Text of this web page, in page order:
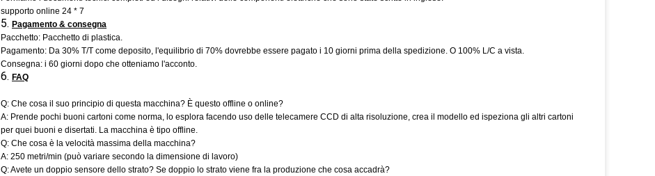
supporto online 24 * 7
5. Pagamento & consegna
Pacchetto: Pacchetto di plastica.
Pagamento: Da 30% T/T come deposito, l'equilibrio di 70% dovrebbe essere pagato i 10 giorni prima della spedizione. O 100% L/C a vista.
Consegna: i 60 giorni dopo che otteniamo l'acconto.
6. FAQ
Q: Che cosa il suo principio di questa macchina? È questo offline o online?
A: Prende pochi buoni cartoni come norma, lo esplora facendo uso delle telecamere CCD di alta risoluzione, crea il modello ed ispeziona gli altri cartoni
per quei buoni e disertati. La macchina è tipo offline.
Q: Che cosa è la velocità massima della macchina?
A: 250 metri/min (può variare secondo la dimensione di lavoro)
Q: Avete un doppio sensore dello strato? Se doppio lo strato viene fra la produzione che cosa accadrà?